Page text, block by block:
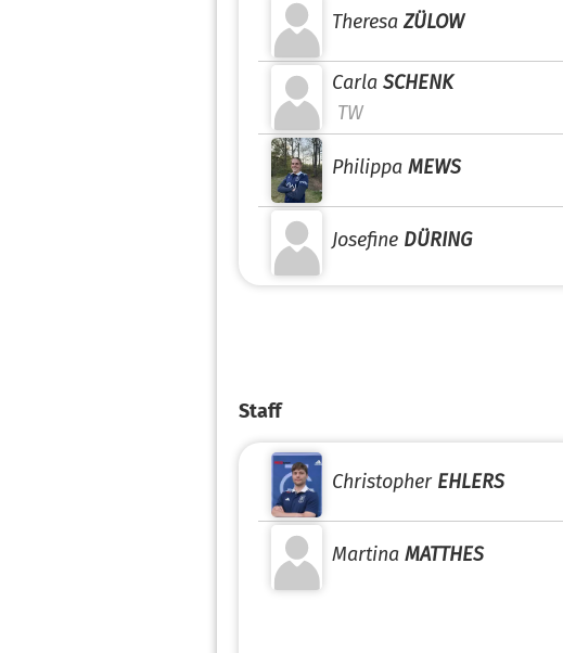
Theresa ZÜLOW
Carla SCHENK
TW
Philippa MEWS
Josefine DÜRING
Staff
Christopher EHLERS
Martina MATTHES